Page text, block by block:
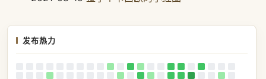
发布热力